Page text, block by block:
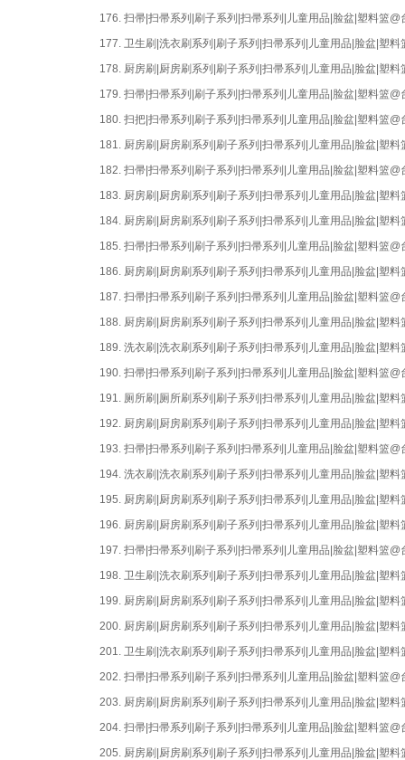
176. 扫帚|扫帚系列|刷子系列|扫帚系列|儿童用品|脸盆|塑料篮
177. 卫生刷|洗衣刷系列|刷子系列|扫帚系列|儿童用品|脸盆|塑
178. 厨房刷|厨房刷系列|刷子系列|扫帚系列|儿童用品|脸盆|塑
179. 扫帚|扫帚系列|刷子系列|扫帚系列|儿童用品|脸盆|塑料篮
180. 扫把|扫帚系列|刷子系列|扫帚系列|儿童用品|脸盆|塑料篮
181. 厨房刷|厨房刷系列|刷子系列|扫帚系列|儿童用品|脸盆|塑
182. 扫帚|扫帚系列|刷子系列|扫帚系列|儿童用品|脸盆|塑料篮
183. 厨房刷|厨房刷系列|刷子系列|扫帚系列|儿童用品|脸盆|塑
184. 厨房刷|厨房刷系列|刷子系列|扫帚系列|儿童用品|脸盆|塑
185. 扫帚|扫帚系列|刷子系列|扫帚系列|儿童用品|脸盆|塑料篮
186. 厨房刷|厨房刷系列|刷子系列|扫帚系列|儿童用品|脸盆|塑
187. 扫帚|扫帚系列|刷子系列|扫帚系列|儿童用品|脸盆|塑料篮
188. 厨房刷|厨房刷系列|刷子系列|扫帚系列|儿童用品|脸盆|塑
189. 洗衣刷|洗衣刷系列|刷子系列|扫帚系列|儿童用品|脸盆|塑
190. 扫帚|扫帚系列|刷子系列|扫帚系列|儿童用品|脸盆|塑料篮
191. 厕所刷|厕所刷系列|刷子系列|扫帚系列|儿童用品|脸盆|塑
192. 厨房刷|厨房刷系列|刷子系列|扫帚系列|儿童用品|脸盆|塑
193. 扫帚|扫帚系列|刷子系列|扫帚系列|儿童用品|脸盆|塑料篮
194. 洗衣刷|洗衣刷系列|刷子系列|扫帚系列|儿童用品|脸盆|塑
195. 厨房刷|厨房刷系列|刷子系列|扫帚系列|儿童用品|脸盆|塑
196. 厨房刷|厨房刷系列|刷子系列|扫帚系列|儿童用品|脸盆|塑
197. 扫帚|扫帚系列|刷子系列|扫帚系列|儿童用品|脸盆|塑料篮
198. 卫生刷|洗衣刷系列|刷子系列|扫帚系列|儿童用品|脸盆|塑
199. 厨房刷|厨房刷系列|刷子系列|扫帚系列|儿童用品|脸盆|塑
200. 厨房刷|厨房刷系列|刷子系列|扫帚系列|儿童用品|脸盆|塑
201. 卫生刷|洗衣刷系列|刷子系列|扫帚系列|儿童用品|脸盆|塑
202. 扫帚|扫帚系列|刷子系列|扫帚系列|儿童用品|脸盆|塑料篮
203. 厨房刷|厨房刷系列|刷子系列|扫帚系列|儿童用品|脸盆|塑
204. 扫帚|扫帚系列|刷子系列|扫帚系列|儿童用品|脸盆|塑料篮
205. 厨房刷|厨房刷系列|刷子系列|扫帚系列|儿童用品|脸盆|塑